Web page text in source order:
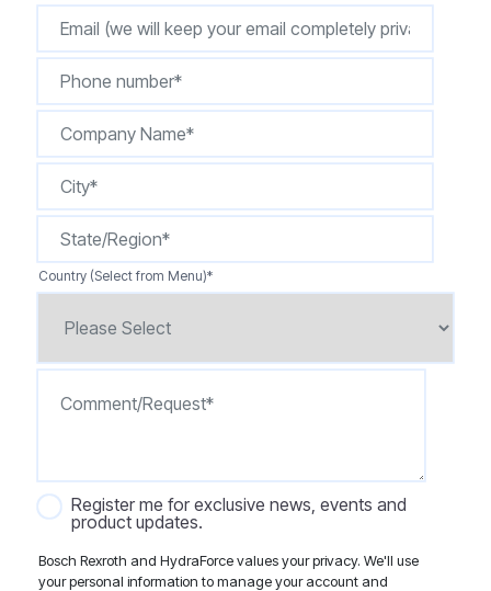
Country (Select from Menu)*
Register me for exclusive news, events and
product updates.
Bosch Rexroth and HydraForce values your privacy. We'll use
your personal information to manage your account and